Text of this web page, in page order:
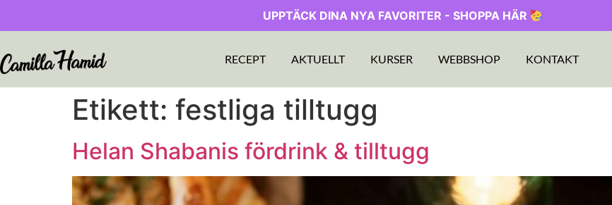
UPPTÄCK DINA NYA FAVORITER - SHOPPA HÄR
RECEPT AKTUELLT KURSER WEBBSHOP KONTAKT
Etikett: festliga tilltugg
Helan Shabanis fördrink & tilltugg